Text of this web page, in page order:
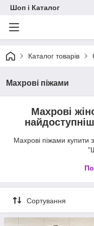
Шоп і Каталог
Каталог товарів
Махрові піжами
Махрові
Махрові піжами купити
одягу в холодну пору
погоду. Оформлюйте
обробимо заявку та
для дому та одягу
Сортування